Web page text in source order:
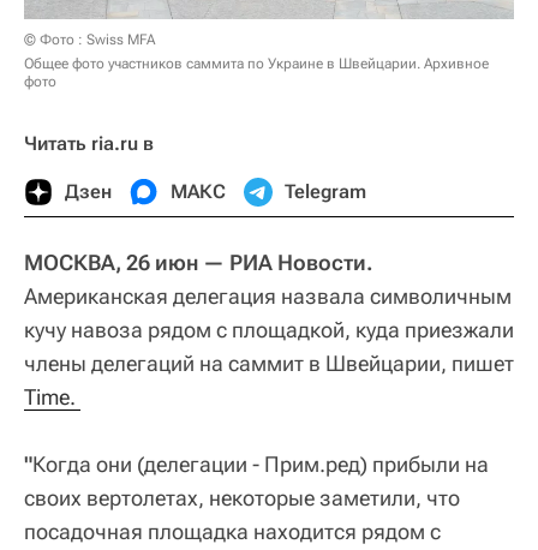
© Фото : Swiss MFA
Общее фото участников саммита по Украине в Швейцарии. Архивное
фото
Читать ria.ru в
Дзен МАКС Telegram
МОСКВА, 26 июн — РИА Новости.
Американская делегация назвала символичным
кучу навоза рядом с площадкой, куда приезжали
члены делегаций на саммит в Швейцарии, пишет
Time.
"Когда они (делегации - Прим.ред) прибыли на
своих вертолетах, некоторые заметили, что
посадочная площадка находится рядом с